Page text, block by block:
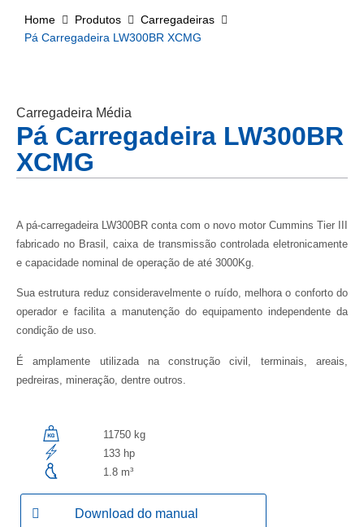
Home Produtos
Carregadeiras
Pá Carregadeira LW300BR XCMG
Carregadeira Média
Pá Carregadeira LW300BR
XCMG
A pá-carregadeira LW300BR conta com o novo motor Cummins Tier III
fabricado no Brasil, caixa de transmissão controlada eletronicamente
e capacidade nominal de operação de até 3000Kg.
Sua estrutura reduz consideravelmente o ruído, melhora o conforto do
operador e facilita a manutenção do equipamento independente da
condição de uso.
É amplamente utilizada na construção civil, terminais, areais,
pedreiras, mineração, dentre outros.
11750 kg
133 hp
1.8 m³
Download do manual